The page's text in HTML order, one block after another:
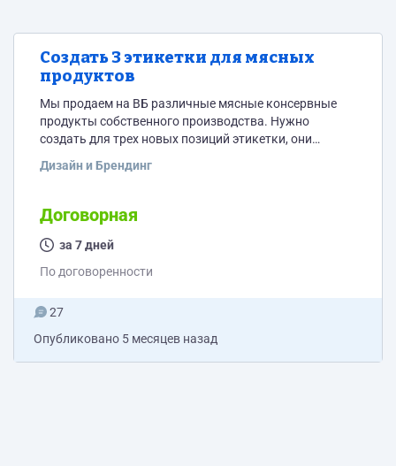
Создать 3 этикетки для мясных
продуктов
Мы продаем на ВБ различные мясные консервные
продукты собственного производства. Нужно
создать для трех новых позиций этикетки, они
отличались. Все материалы подготовлены,
Дизайн и Брендинг
Договорная
за 7 дней
По договоренности
27
Опубликовано 5 месяцев назад